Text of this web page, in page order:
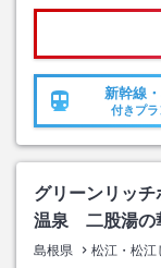
新幹線
付きプ
グリーンリッ
温泉 二股湯の
島根県 松江・松江